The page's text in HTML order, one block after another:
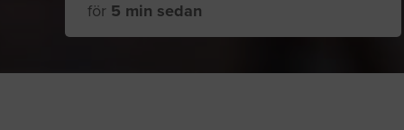
för 5 min sedan